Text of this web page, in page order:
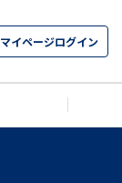
マイページログイン